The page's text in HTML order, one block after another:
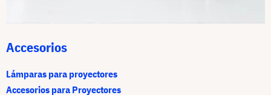
Accesorios
Lámparas para proyectores
Accesorios para Proyectores